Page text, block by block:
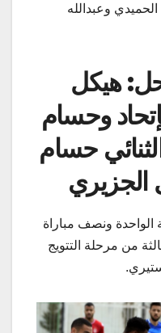
وعبدالله
هيكل
وحسام
حسام
الواحدة ونصف مباراة
من مرحلة التتويج